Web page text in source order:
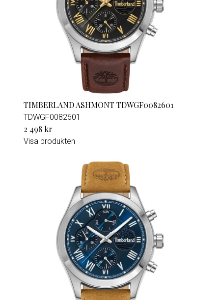
TIMBERLAND ASHMONT TDWGF0082601
TDWGF0082601
2 498 kr
Visa produkten